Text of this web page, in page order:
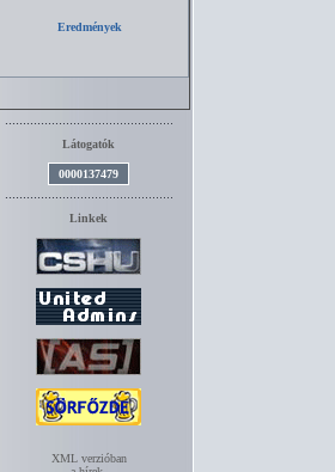
Látogatók
0000137479
Linkek
XML verzióban